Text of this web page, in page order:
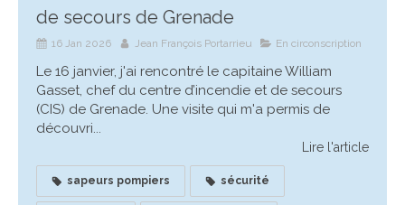
de secours de Grenade
16 Jan 2026 Jean François Portarrieu En circonscription
Le 16 janvier, j'ai rencontré le capitaine William
Gasset, chef du centre d’incendie et de secours
(CIS) de Grenade. Une visite qui m'a permis de
découvri...
Lire l'article
sapeurs pompiers sécurité